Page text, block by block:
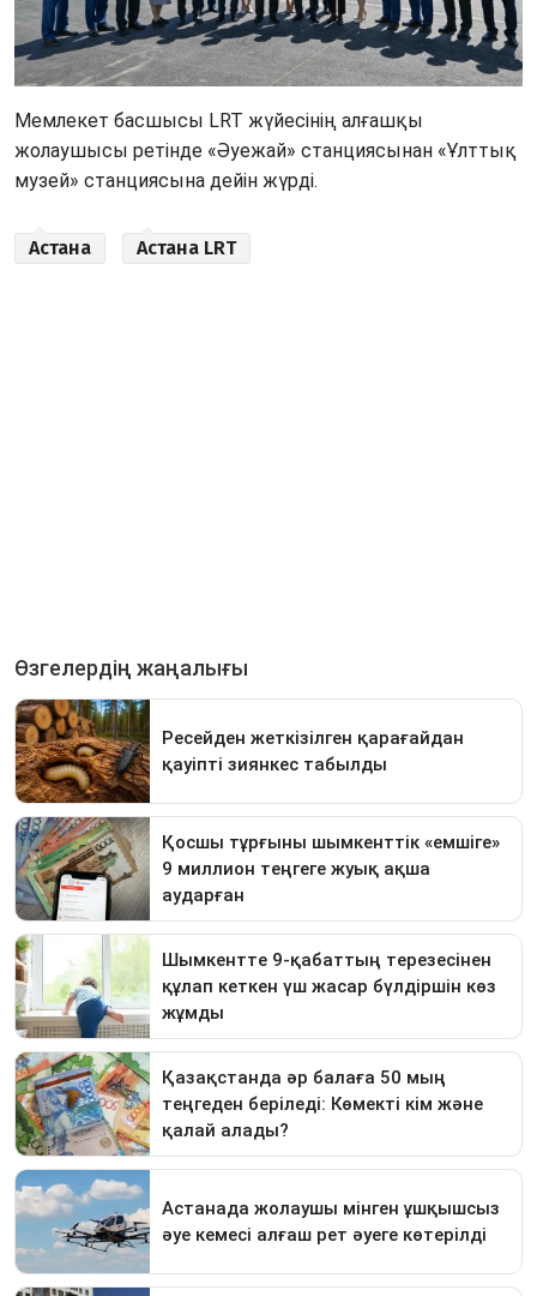
Мемлекет басшысы LRT жүйесінің алғашқы
жолаушысы ретінде «Әуежай» станциясынан «Ұлттық
музей» станциясына дейін жүрді.
Астана Астана LRT